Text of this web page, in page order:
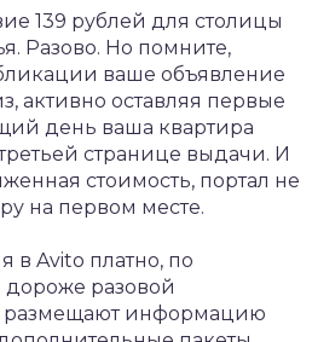
139 рублей для столицы
Разово. Но помните,
ваше объявление
активно оставляя первые
день ваша квартира
странице выдачи. И
стоимость, портал не
на первом месте.
в Avito платно, по
разовой
размещают информацию